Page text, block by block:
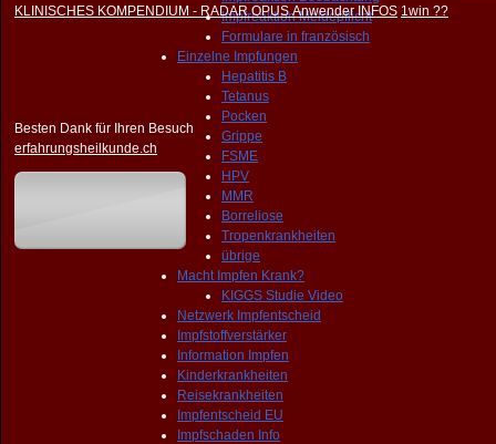
Impfreaktion Meldepflicht
Formulare in französisch
Einzelne Impfungen
Hepatitis B
Tetanus
Pocken
Grippe
FSME
HPV
MMR
Borreliose
Tropenkrankheiten
übrige
Macht Impfen Krank?
KIGGS Studie Video
Netzwerk Impfentscheid
Impfstoffverstärker
Information Impfen
Kinderkrankheiten
Reisekrankheiten
Impfentscheid EU
Impfschaden Info
KLINISCHES KOMPENDIUM - RADAR OPUS Anwender INFOS 1win ??
Besten Dank für Ihren Besuch
erfahrungsheilkunde.ch